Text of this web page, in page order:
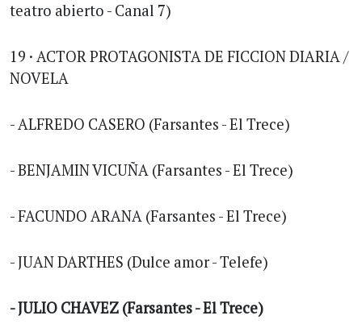
teatro abierto - Canal 7)
19 · ACTOR PROTAGONISTA DE FICCION DIARIA /
NOVELA
- ALFREDO CASERO (Farsantes - El Trece)
- BENJAMIN VICUÑA (Farsantes - El Trece)
- FACUNDO ARANA (Farsantes - El Trece)
- JUAN DARTHES (Dulce amor - Telefe)
- JULIO CHAVEZ (Farsantes - El Trece)